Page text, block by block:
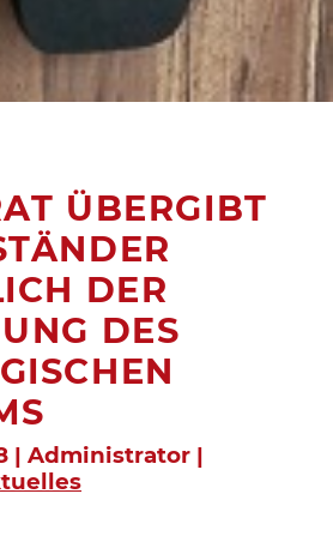
ÜBERGIBT
DER
DES
| Administrator |